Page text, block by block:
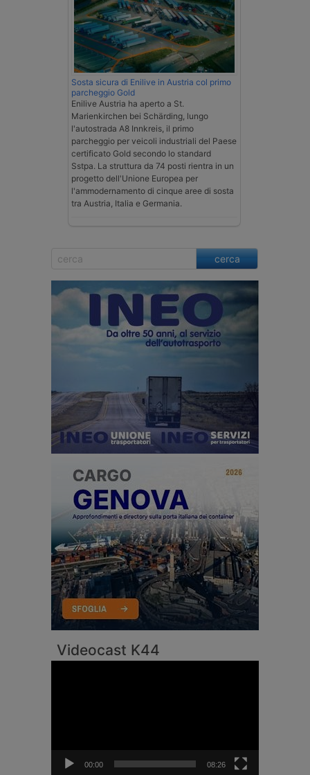
Sosta sicura di Enilive in Austria col primo
parcheggio Gold
Enilive Austria ha aperto a St.
Marienkirchen bei Schärding, lungo
l'autostrada A8 Innkreis, il primo
parcheggio per veicoli industriali del Paese
certificato Gold secondo lo standard
Sstpa. La struttura da 74 posti rientra in un
progetto dell'Unione Europea per
l'ammodernamento di cinque aree di sosta
tra Austria, Italia e Germania.
cerca
Videocast K44
00:00 08:26